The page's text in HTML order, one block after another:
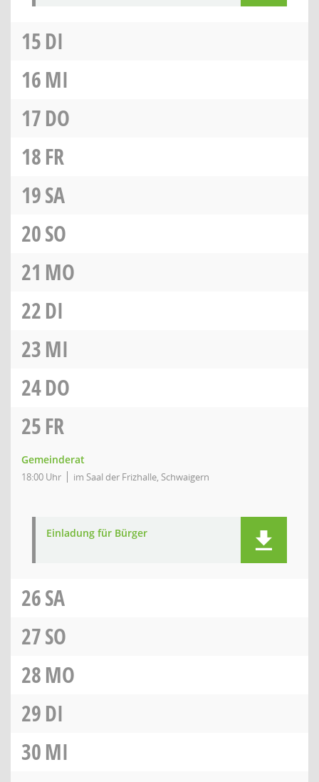
15DI
16MI
17DO
18FR
19SA
20SO
21 MO
22DI
23MI
24DO
25FR
Gemeinderat
18:00 Uhr im Saal der Frizhalle, Schwaigern
Einladung für Bürger
26SA
27SO
28MO
29DI
30MI